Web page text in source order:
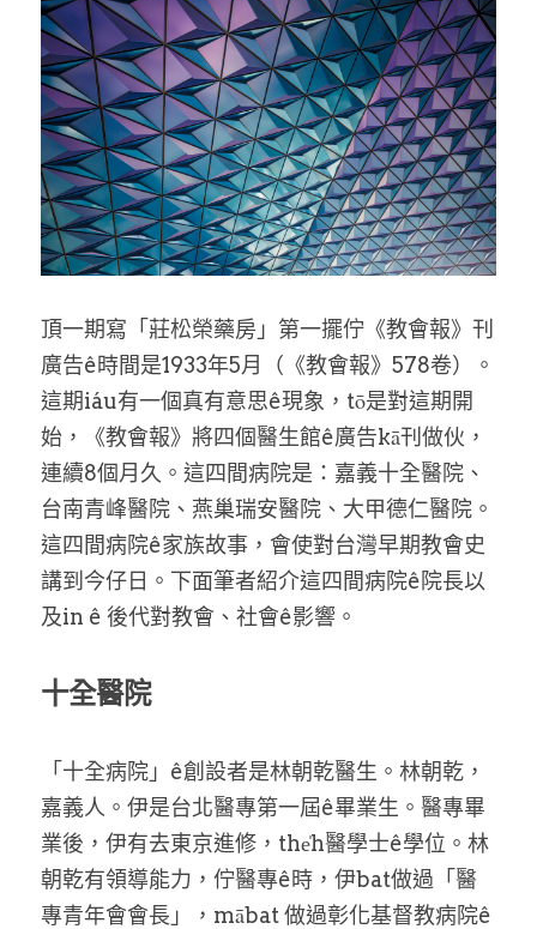
乘著夢想去旅行
成長部落格
特稿
解惑之窗
母語葡萄園
信仰生活
好書櫥窗
厝邊頭尾
家書
奉獻支持
頂一期寫「莊松榮藥房」第一擺佇《教會報》刊
廣告ê時間是1933年5月（《教會報》578卷）。
這期iáu有一個真有意思ê現象，tō是對這期開
始，《教會報》將四個醫生館ê廣告kā刊做伙，
連續8個月久。這四間病院是：嘉義十全醫院、
台南青峰醫院、燕巢瑞安醫院、大甲德仁醫院。
這四間病院ê家族故事，會使對台灣早期教會史
講到今仔日。下面筆者紹介這四間病院ê院長以
及in ê 後代對教會、社會ê影響。
十全醫院
「十全病院」ê創設者是林朝乾醫生。林朝乾，
嘉義人。伊是台北醫專第一屆ê畢業生。醫專畢
業後，伊有去東京進修，the̍h醫學士ê學位。林
朝乾有領導能力，佇醫專ê時，伊bat做過「醫
專青年會會長」，mābat 做過彰化基督教病院ê